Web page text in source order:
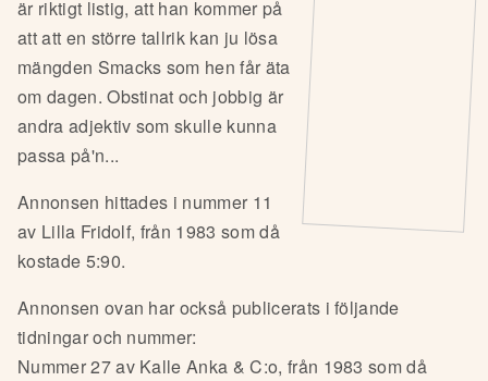
är riktigt listig, att han kommer på
att att en större tallrik kan ju lösa
mängden Smacks som hen får äta
om dagen. Obstinat och jobbig är
andra adjektiv som skulle kunna
passa på'n...
Annonsen hittades i nummer 11
av Lilla Fridolf, från 1983 som då
kostade 5:90.
Annonsen ovan har också publicerats i följande
tidningar och nummer:
Nummer 27 av Kalle Anka & C:o, från 1983 som då